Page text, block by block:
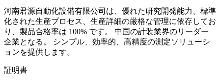
河南君源自動化設備有限公司は、優れた研究開発能力、標準
化された生産プロセス、生産詳細の厳格な管理に依存してお
り、製品合格率は 100% です。 中国の計装業界のリーダー
企業となる。 シンプル、効率的、高精度の測定ソリューシ
ョンを提供します。
証明書